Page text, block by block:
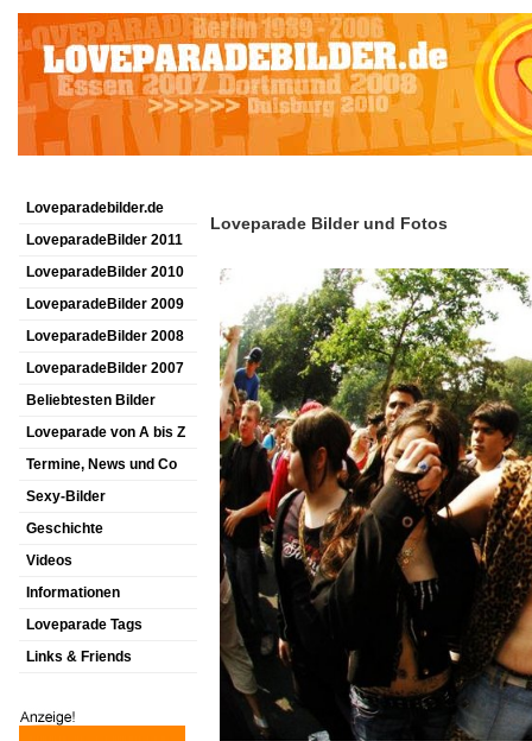
Loveparadebilder.de
LoveparadeBilder 2011
LoveparadeBilder 2010
LoveparadeBilder 2009
LoveparadeBilder 2008
LoveparadeBilder 2007
Beliebtesten Bilder
Loveparade von A bis Z
Termine, News und Co
Sexy-Bilder
Geschichte
Videos
Informationen
Loveparade Tags
Links & Friends
Loveparade Bilder und Fotos